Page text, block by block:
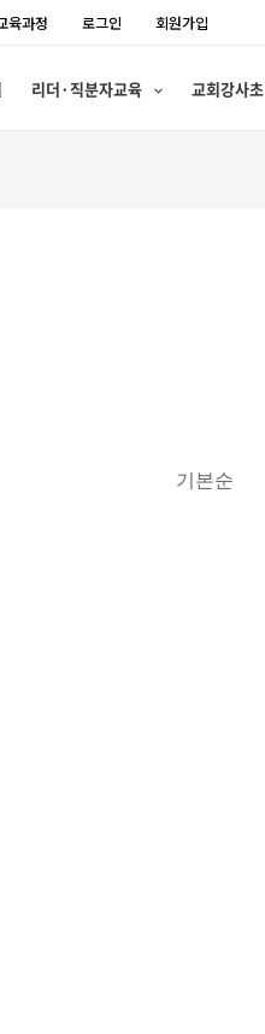
육과정 로그인 회원가입
리더·직분자교육 교회강사